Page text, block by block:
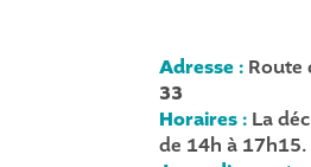
Adresse : Route
33
Horaires : La
de 14h à 17h15.